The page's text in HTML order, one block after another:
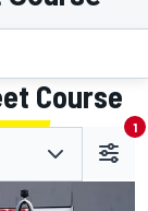
Course
1